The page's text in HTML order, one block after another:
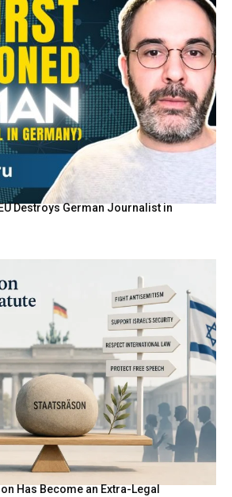
Destroys German Journalist in
Has Become an Extra-Legal